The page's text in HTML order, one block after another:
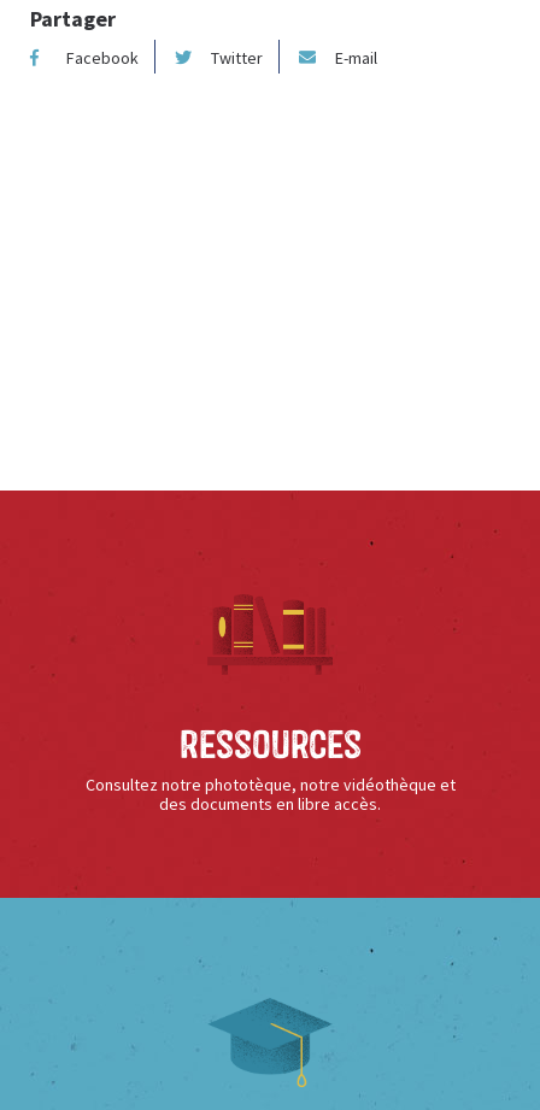
Partager
Facebook Twitter E-mail
Ressources
Consultez notre phototèque, notre vidéothèque et
des documents en libre accès.